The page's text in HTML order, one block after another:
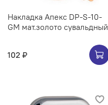
Накладка Апекс DP-S-10-
GM мат.золото сувальдный
102 ₽